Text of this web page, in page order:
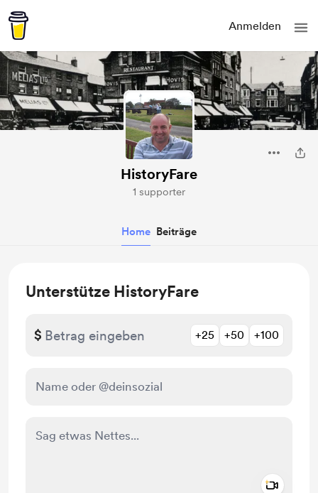
Anmelden
HistoryFare
1 supporter
Home Beiträge
Unterstütze HistoryFare
$ +25 +50 +100